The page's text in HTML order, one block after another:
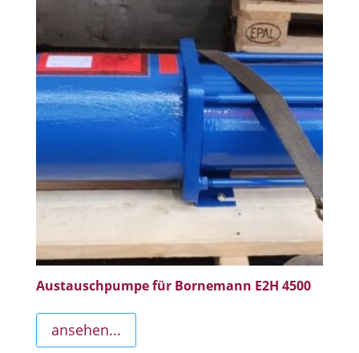
Austauschpumpe für Bornemann E2H 4500
ansehen...